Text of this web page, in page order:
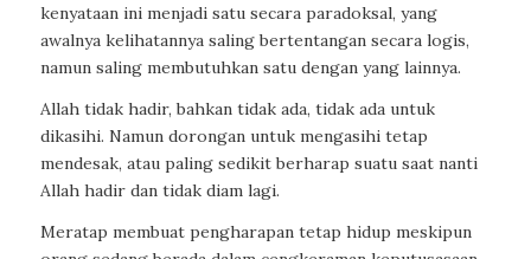
kenyataan ini menjadi satu secara paradoksal, yang
awalnya kelihatannya saling bertentangan secara logis,
namun saling membutuhkan satu dengan yang lainnya.
Allah tidak hadir, bahkan tidak ada, tidak ada untuk
dikasihi. Namun dorongan untuk mengasihi tetap
mendesak, atau paling sedikit berharap suatu saat nanti
Allah hadir dan tidak diam lagi.
Meratap membuat pengharapan tetap hidup meskipun